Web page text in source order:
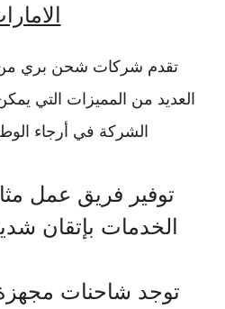
الامارات
تقدم شركات شحن بري من
العديد من المميزات التي
الشركة في أرجاء
توفير فريق عمل
الخدمات بإتقان
توجد شاحنات مجهزة